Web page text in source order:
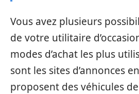
Vous avez plusieurs
de votre utilitaire
modes d’achat les plus
sont les sites d’annonces
proposent des véhicules